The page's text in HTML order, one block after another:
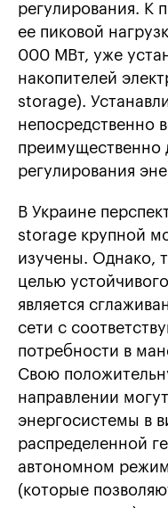
регулирования. К
ее пиковой
000 МВт, уже
накопителей
storage).
непосредственно
преимущественно
регулирования
В Украине
storage крупной
изучены. Однако,
целью
является
сети с
потребности в
Свою
направлении
энергосистемы в
распределенной
автономном
(которые